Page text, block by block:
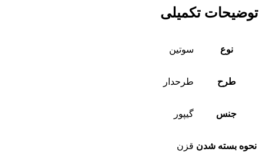
توضیحات تکمیلی
نوع سوتین
طرح طرحدار
جنس گیپور
نحوه بسته شدن قزن